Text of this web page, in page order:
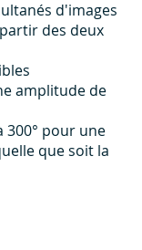
d'images
des deux
amplitude de
300° pour une
que soit la